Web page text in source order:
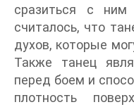
сразиться с
считалось, что
духов, которые
Также танец
перед боем и
плотность